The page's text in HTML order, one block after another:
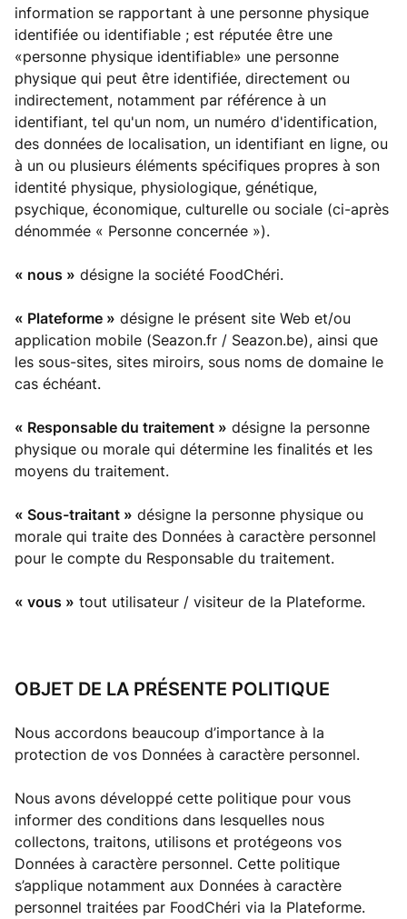
information se rapportant à une personne physique
identifiée ou identifiable ; est réputée être une
«personne physique identifiable» une personne
physique qui peut être identifiée, directement ou
indirectement, notamment par référence à un
identifiant, tel qu'un nom, un numéro d'identification,
des données de localisation, un identifiant en ligne, ou
à un ou plusieurs éléments spécifiques propres à son
identité physique, physiologique, génétique,
psychique, économique, culturelle ou sociale (ci-après
dénommée « Personne concernée »).
« nous » désigne la société FoodChéri.
« Plateforme » désigne le présent site Web et/ou
application mobile (Seazon.fr / Seazon.be), ainsi que
les sous-sites, sites miroirs, sous noms de domaine le
cas échéant.
« Responsable du traitement » désigne la personne
physique ou morale qui détermine les finalités et les
moyens du traitement.
« Sous-traitant » désigne la personne physique ou
morale qui traite des Données à caractère personnel
pour le compte du Responsable du traitement.
« vous » tout utilisateur / visiteur de la Plateforme.
OBJET DE LA PRÉSENTE POLITIQUE
Nous accordons beaucoup d’importance à la
protection de vos Données à caractère personnel.
Nous avons développé cette politique pour vous
informer des conditions dans lesquelles nous
collectons, traitons, utilisons et protégeons vos
Données à caractère personnel. Cette politique
s’applique notamment aux Données à caractère
personnel traitées par FoodChéri via la Plateforme.